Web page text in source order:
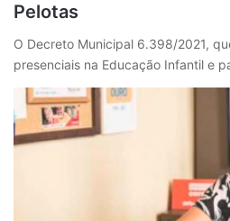
Pelotas
O Decreto Municipal 6.398/2021,
presenciais na Educação Infantil e